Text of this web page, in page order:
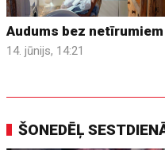
Audums bez netīrumiem
14. jūnijs, 14:21
ŠONEDĒĻ